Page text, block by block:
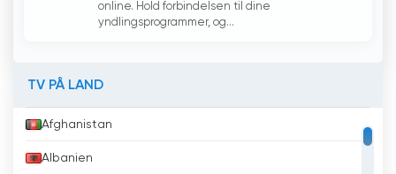
online. Hold forbindelsen til dine
yndlingsprogrammer, og...
TV PÅ LAND
Afghanistan
Albanien